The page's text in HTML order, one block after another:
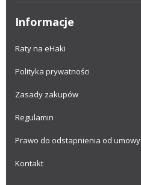
Informacje
Raty na eHaki
Polityka prywatności
Zasady zakupów
Regulamin
Prawo do odstapnienia od umowy
Kontakt